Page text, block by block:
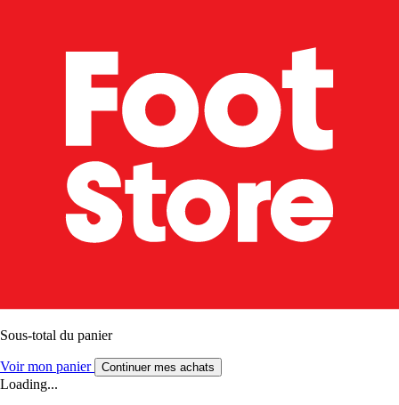
Sous-total du panier
Voir mon panier Continuer mes achats
Loading...